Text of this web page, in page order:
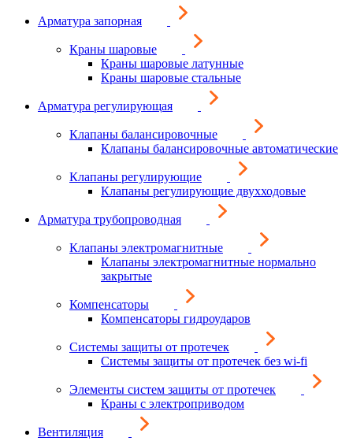
Арматура запорная
Краны шаровые
Краны шаровые латунные
Краны шаровые стальные
Арматура регулирующая
Клапаны балансировочные
Клапаны балансировочные автоматические
Клапаны регулирующие
Клапаны регулирующие двухходовые
Арматура трубопроводная
Клапаны электромагнитные
Клапаны электромагнитные нормально
закрытые
Компенсаторы
Компенсаторы гидроударов
Системы защиты от протечек
Системы защиты от протечек без wi-fi
Элементы систем защиты от протечек
Краны с электроприводом
Вентиляция